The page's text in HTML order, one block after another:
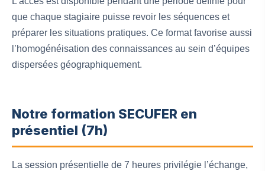
que chaque stagiaire puisse revoir les séquences et
préparer les situations pratiques. Ce format favorise aussi
l’homogénéisation des connaissances au sein d’équipes
dispersées géographiquement.
Notre formation SECUFER en
présentiel (7h)
La session présentielle de 7 heures privilégie l’échange,